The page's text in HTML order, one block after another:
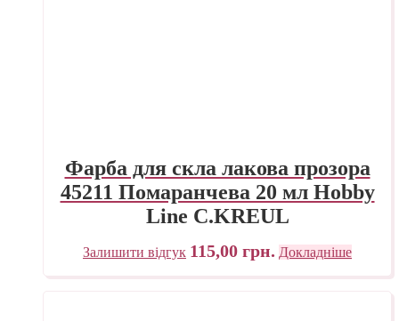
Фарба для скла лакова прозора
45211 Помаранчева 20 мл Hobby
Line C.KREUL
Залишити відгук 115,00 грн. Докладніше